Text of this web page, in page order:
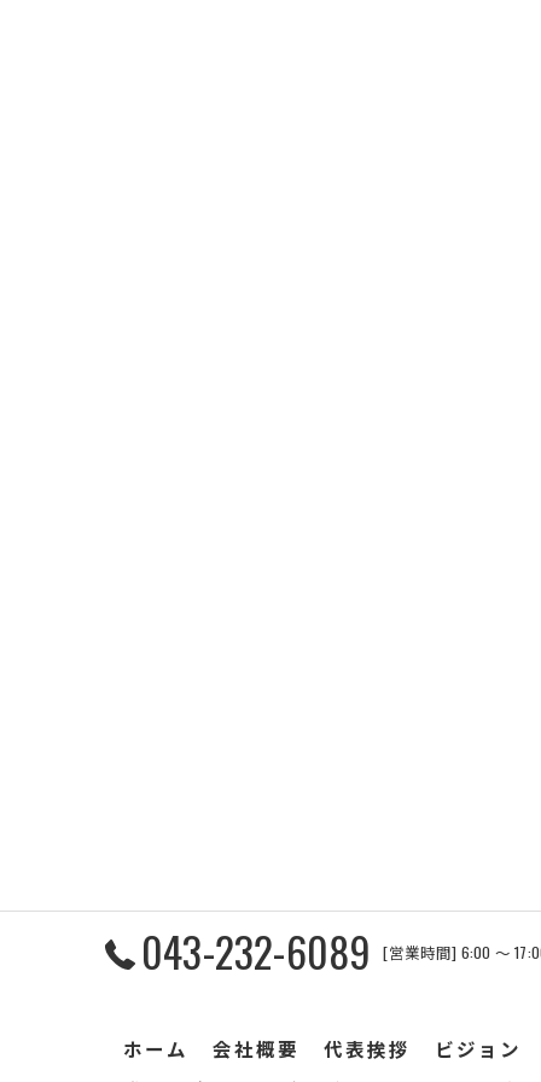
043-232-6089 [営業時間] 6:00 〜
ホーム 会社概要 代表挨拶 ビジョン